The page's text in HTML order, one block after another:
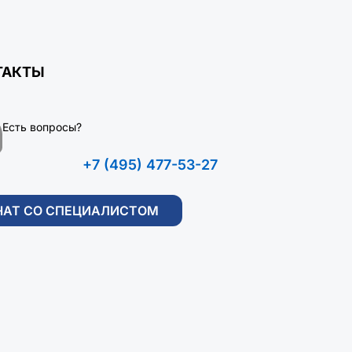
Есть вопросы?
+7 (495) 477-53-27
СО СПЕЦИАЛИСТОМ